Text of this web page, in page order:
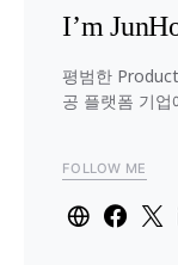
I’m
평범한
공 플랫폼 기업
FOLLOW ME